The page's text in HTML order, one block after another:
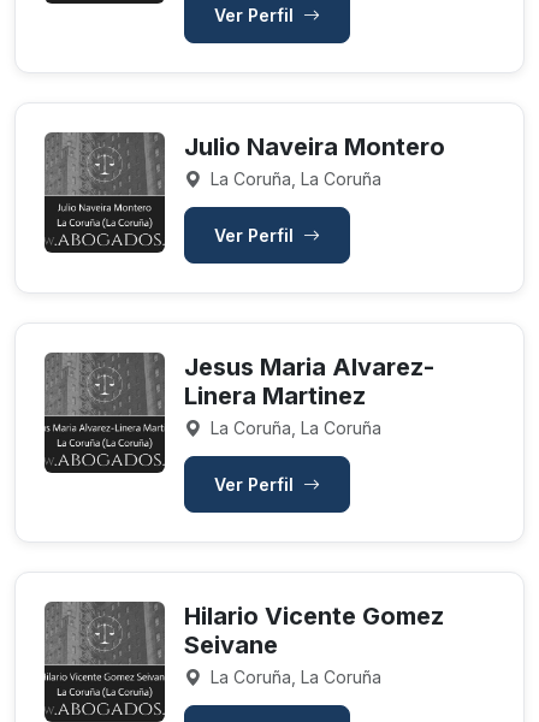
Ver Perfil
Julio Naveira Montero
La Coruña, La Coruña
Ver Perfil
Jesus Maria Alvarez-
Linera Martinez
La Coruña, La Coruña
Ver Perfil
Hilario Vicente Gomez
Seivane
La Coruña, La Coruña